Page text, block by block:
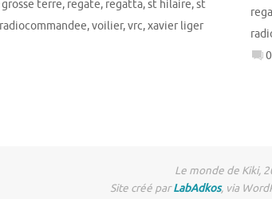
terre, regate, regatta,st hilaire,st
,voilier,vrc,xavier liger
0
Le monde de Kiki,
Site créé parLabAdkos, via